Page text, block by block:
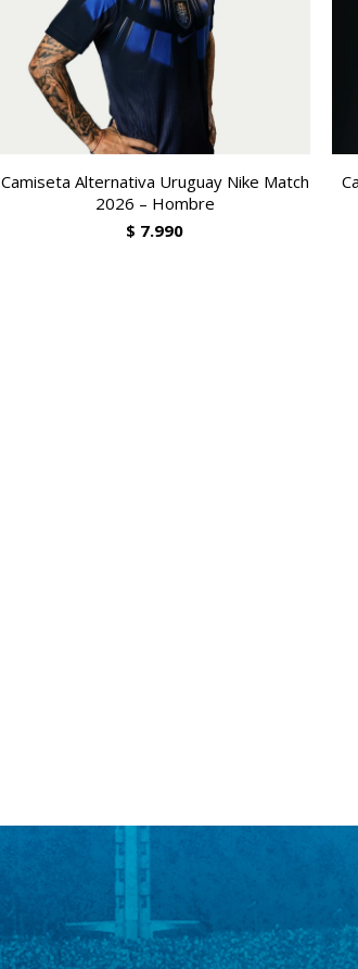
Camiseta Alternativa Uruguay Nike Match
2026 – Hombre
$ 7.990